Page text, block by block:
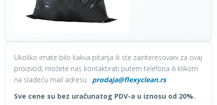
Ukoliko imate bilo kakva pitanja ili ste zainteresovani za ovaj
proizvod, možete nas kontaktirati putem telefona ili klikom
na sladeću mail adresu : prodaja@flexyclean.rs
Sve cene su bez uračunatog PDV-a u iznosu od 20%.